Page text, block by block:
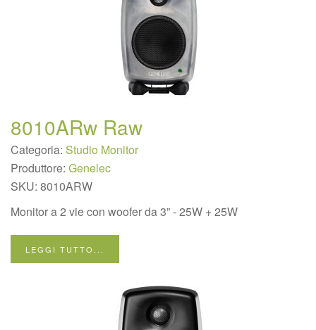
8010ARw Raw
Categoria: Studio Monitor
Produttore: Genelec
SKU: 8010ARW
Monitor a 2 vie con woofer da 3” - 25W + 25W
LEGGI TUTTO...